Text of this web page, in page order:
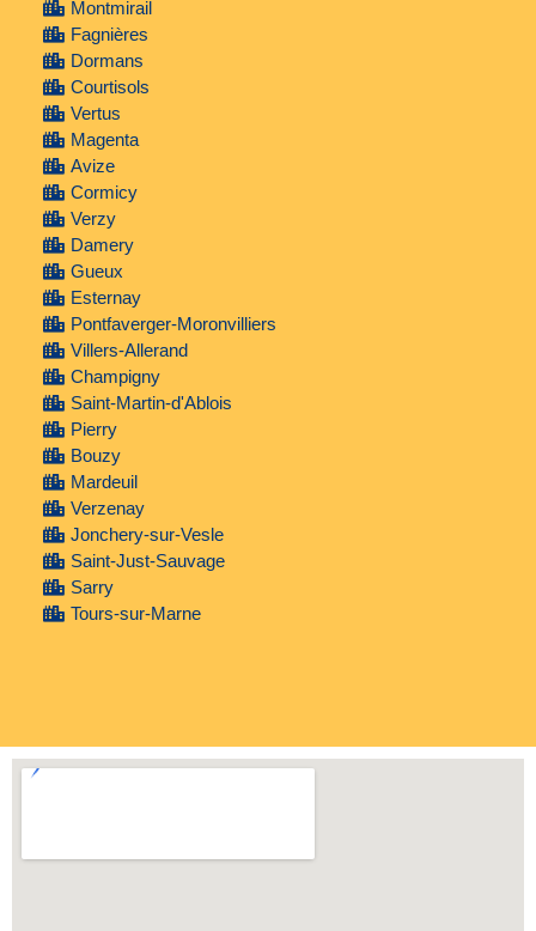
Montmirail
Fagnières
Dormans
Courtisols
Vertus
Magenta
Avize
Cormicy
Verzy
Damery
Gueux
Esternay
Pontfaverger-Moronvilliers
Villers-Allerand
Champigny
Saint-Martin-d'Ablois
Pierry
Bouzy
Mardeuil
Verzenay
Jonchery-sur-Vesle
Saint-Just-Sauvage
Sarry
Tours-sur-Marne